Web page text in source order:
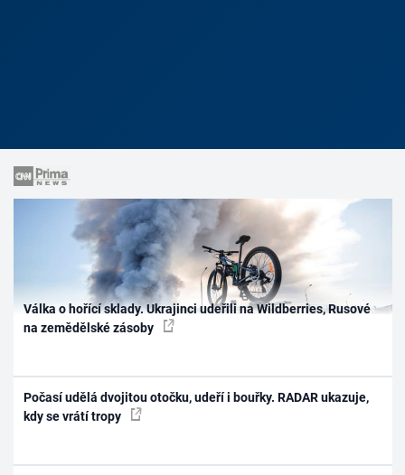
Válka o hořící sklady. Ukrajinci udeřili na Wildberries, Rusové
na zemědělské zásoby
Počasí udělá dvojitou otočku, udeří i bouřky. RADAR ukazuje,
kdy se vrátí tropy